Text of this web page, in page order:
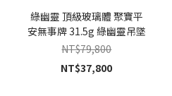
綠幽靈 頂級玻璃體 聚寶平
安無事牌 31.5g 綠幽靈吊墜
NT$79,800
NT$37,800